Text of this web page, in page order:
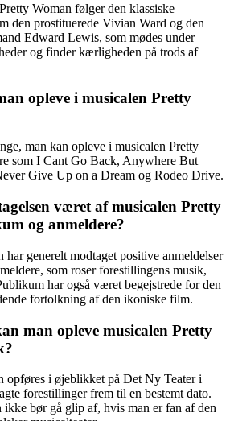
Woman følger den klassiske
den prostituerede Vivian Ward og den
Edward Lewis, som mødes under
og finder kærligheden på trods af
opleve i musicalen Pretty
man kan opleve i musicalen Pretty
som I Cant Go Back, Anywhere But
Give Up on a Dream og Rodeo Drive.
været af musicalen Pretty
og anmeldere?
har generelt modtaget positive anmeldelser
som roser forestillingens musik,
har også været begejstrede for den
fortolkning af den ikoniske film.
man opleve musicalen Pretty
opføres i øjeblikket på Det Ny Teater i
forestillinger frem til en bestemt dato.
ikke bør gå glip af, hvis man er fan af den